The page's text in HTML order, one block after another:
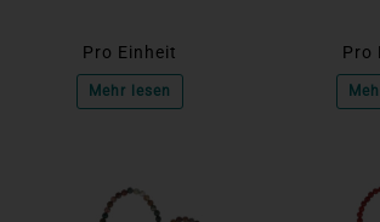
Pro Einheit
Mehr lesen
Pro